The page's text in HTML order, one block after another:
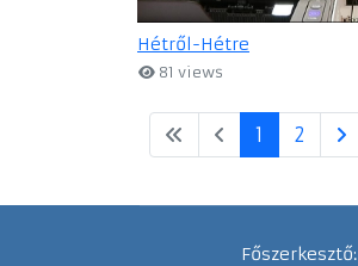
Hétről-Hétre
81 views
1 2
Főszerkesztő: